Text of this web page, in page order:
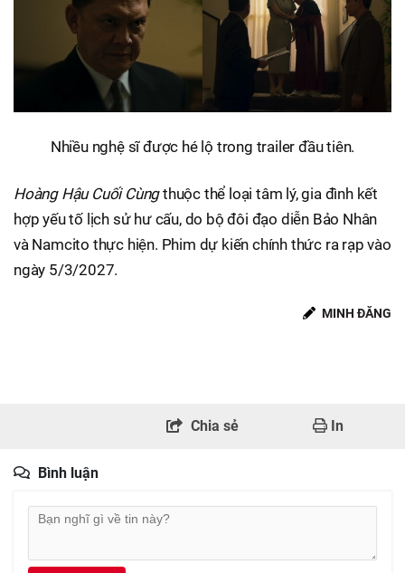
Nhiều nghệ sĩ được hé lộ trong trailer đầu tiên.
Hoàng Hậu Cuối Cùngthuộc thể loại tâm lý, gia đình kết
hợp yếu tố lịch sử hư cấu, do bộ đôi đạo diễn Bảo Nhân
và Namcito thực hiện. Phim dự kiến chính thức ra rạp vào
ngày 5/3/2027.
MINH ĐĂNG
Chia sẻ In
Bình luận